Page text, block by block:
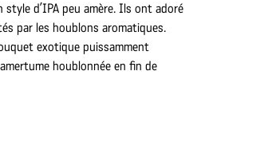
style d’IPA peu amère. Ils ont adoré
par les houblons aromatiques.
exotique puissamment
houblonnée en fin de